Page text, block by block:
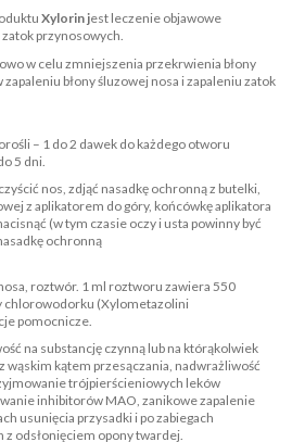
Xylorin jest leczenie objawowe
zatok przynosowych.
w celu zmniejszenia przekrwienia błony
błony śluzowej nosa i zapaleniu zatok
– 1 do 2 dawek do każdego otworu
5 dni.
nos, zdjąć nasadkę ochronną z butelki,
z aplikatorem do góry, końcówkę aplikatora
(w tym czasie oczy i usta powinny być
ochronną
roztwór. 1 ml roztworu zawiera 550
(Xylometazolini
pomocnicze.
na substancję czynną lub na którąkolwiek
wąskim kątem przesączania, nadwrażliwość
trójpierścieniowych leków
inhibitorów MAO, zanikowe zapalenie
usunięcia przysadki i po zabiegach
odsłonięciem opony twardej.